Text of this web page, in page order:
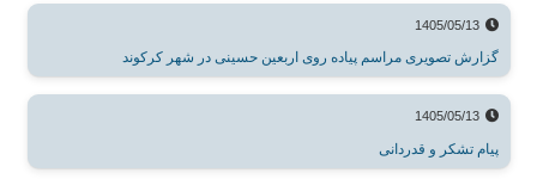
1405/05/13
گزارش تصویری مراسم پیاده روی اربعین حسینی در شهر کرکوند
1405/05/13
پیام تشکر و قدردانی